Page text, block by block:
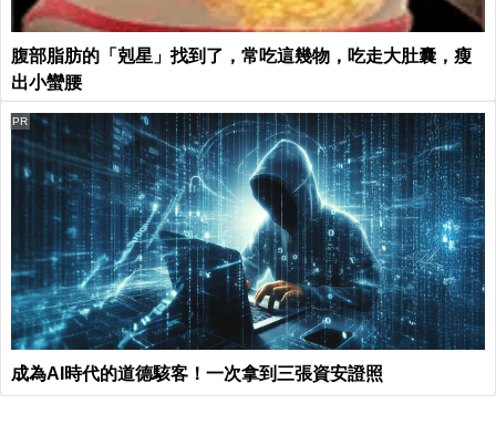
腹部脂肪的「剋星」找到了，常吃這幾物，吃走大肚囊，瘦
出小蠻腰
成為AI時代的道德駭客！一次拿到三張資安證照
PR